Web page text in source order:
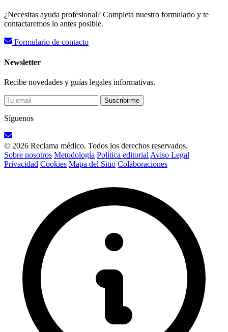
¿Necesitas ayuda profesional? Completa nuestro formulario y te
contactaremos lo antes posible.
Formulario de contacto
Newsletter
Recibe novedades y guías legales informativas.
Suscribirme
Síguenos
© 2026 Reclama médico. Todos los derechos reservados.
Sobre nosotros Metodología Política editorial Aviso Legal
Privacidad Cookies Mapa del Sitio Colaboraciones